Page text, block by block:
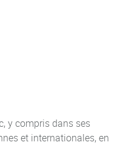
écrite
les outils juridiques (de
et politique et mener à
des analyses
y compris dans ses
et internationales, en